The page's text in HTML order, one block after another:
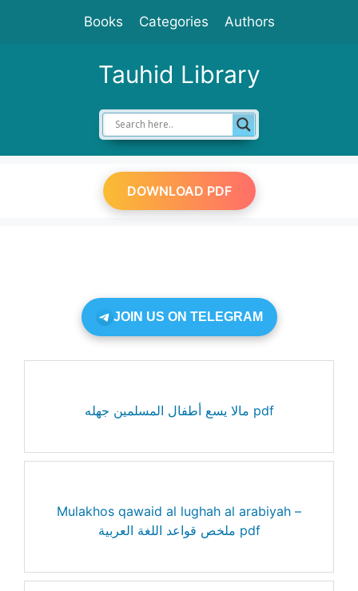
Books Categories Authors
Tauhid Library
DOWNLOAD PDF
JOIN US ON TELEGRAM
مالا يسع أطفال المسلمين جهله pdf
Mulakhos qawaid al lughah al arabiyah –
ملخص قواعد اللغة العربية pdf